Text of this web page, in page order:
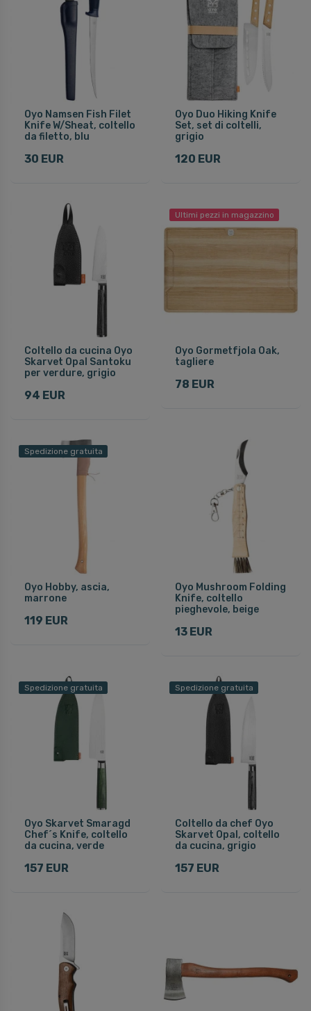
Oyo Namsen Fish Filet
Knife W/Sheat, coltello
da filetto, blu
30 EUR
Oyo Duo Hiking Knife
Set, set di coltelli,
grigio
120 EUR
Coltello da cucina Oyo
Skarvet Opal Santoku
per verdure, grigio
94 EUR
Ultimi pezzi in magazzino
Oyo Gormetfjola Oak,
tagliere
78 EUR
Spedizione gratuita
Oyo Hobby, ascia,
marrone
119 EUR
Oyo Mushroom Folding
Knife, coltello
pieghevole, beige
13 EUR
Spedizione gratuita
Oyo Skarvet Smaragd
Chef´s Knife, coltello
da cucina, verde
157 EUR
Spedizione gratuita
Coltello da chef Oyo
Skarvet Opal, coltello
da cucina, grigio
157 EUR